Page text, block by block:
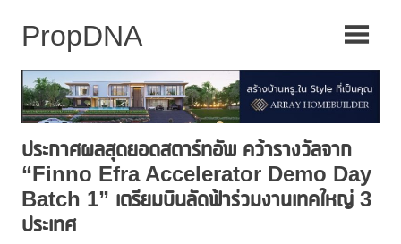
ประกาศผลสุดยอดสตาร์ทอัพ คว้ารางวัลจาก
“Finno Efra Accelerator Demo Day
Batch 1” เตรียมบินลัดฟ้าร่วมงานเทคใหญ่ 3
ประเทศ